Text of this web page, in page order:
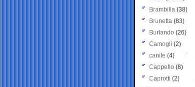
Brambilla (38)
Brunetta (83)
Burlando (26)
Camogli (2)
canile (4)
Cappello (8)
Caprotti (2)